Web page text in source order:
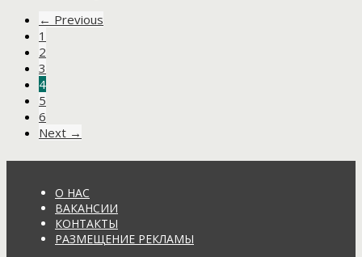
← Previous
1
2
3
4
5
6
Next →
О НАС
ВАКАНСИИ
КОНТАКТЫ
РАЗМЕЩЕНИЕ РЕКЛАМЫ